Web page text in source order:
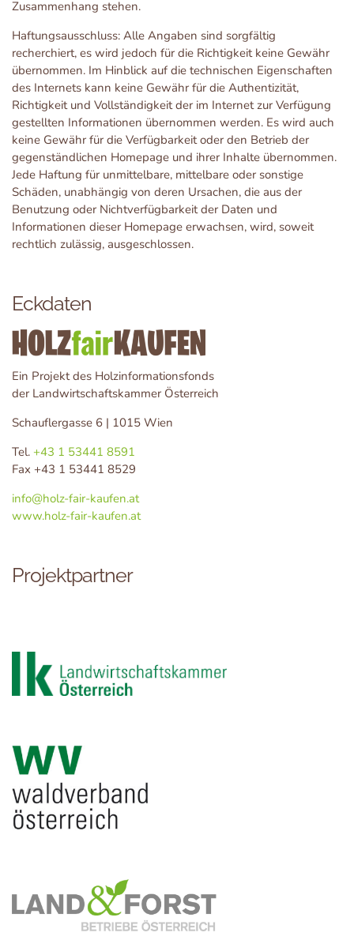
Zusammenhang stehen.
Haftungsausschluss: Alle Angaben sind sorgfältig
recherchiert, es wird jedoch für die Richtigkeit keine Gewähr
übernommen. Im Hinblick auf die technischen Eigenschaften
des Internets kann keine Gewähr für die Authentizität,
Richtigkeit und Vollständigkeit der im Internet zur Verfügung
gestellten Informationen übernommen werden. Es wird auch
keine Gewähr für die Verfügbarkeit oder den Betrieb der
gegenständlichen Homepage und ihrer Inhalte übernommen.
Jede Haftung für unmittelbare, mittelbare oder sonstige
Schäden, unabhängig von deren Ursachen, die aus der
Benutzung oder Nichtverfügbarkeit der Daten und
Informationen dieser Homepage erwachsen, wird, soweit
rechtlich zulässig, ausgeschlossen.
Eckdaten
Ein Projekt des Holzinformationsfonds
der Landwirtschaftskammer Österreich
Schauflergasse 6 | 1015 Wien
Tel. +43 1 53441 8591
Fax +43 1 53441 8529
info@holz-fair-kaufen.at
www.holz-fair-kaufen.at
Projektpartner